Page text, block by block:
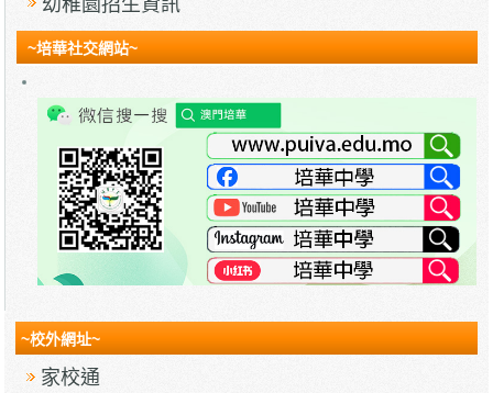
~培華社交網站~
~校外網址~
家校通